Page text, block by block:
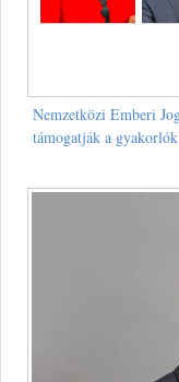
Nemzetközi Emberi
támogatják a